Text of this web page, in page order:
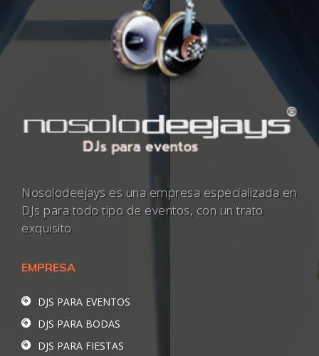
Nosolodeejays es una empresa especializada en
DJs para todo tipo de eventos, con un trato
exquisito.
EMPRESA
DJS PARA EVENTOS
DJS PARA BODAS
DJS PARA FIESTAS